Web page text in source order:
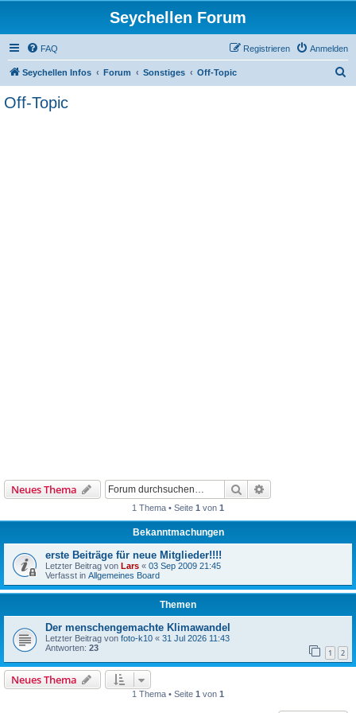
Seychellen Forum
FAQ Anmelden
Registrieren
Seychellen Infos Forum Sonstiges Off-Topic
Off-Topic
Neues Thema Suche
1 Thema • Seite 1 von 1
Bekanntmachungen
erste Beiträge für neue Mitglieder!!!!
Letzter Beitrag von Lars « 03 Sep 2009 21:45
Verfasst in Allgemeines Board
Themen
Der menschengemachte Klimawandel
Letzter Beitrag von foto-k10 « 31 Jul 2026 11:43
Antworten: 23 1 2
Neues Thema
1 Thema • Seite 1 von 1